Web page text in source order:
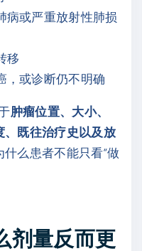
病或严重放射性肺损
移
，或诊断仍不明确
肿瘤位置、大小、
、既往治疗史以及放
什么患者不能只看“做
剂量反而更